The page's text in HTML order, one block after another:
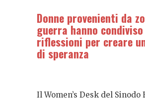
Donne provenienti da
guerra hanno
riflessioni per creare
di speranza
Il Women’s Desk del Sinodo